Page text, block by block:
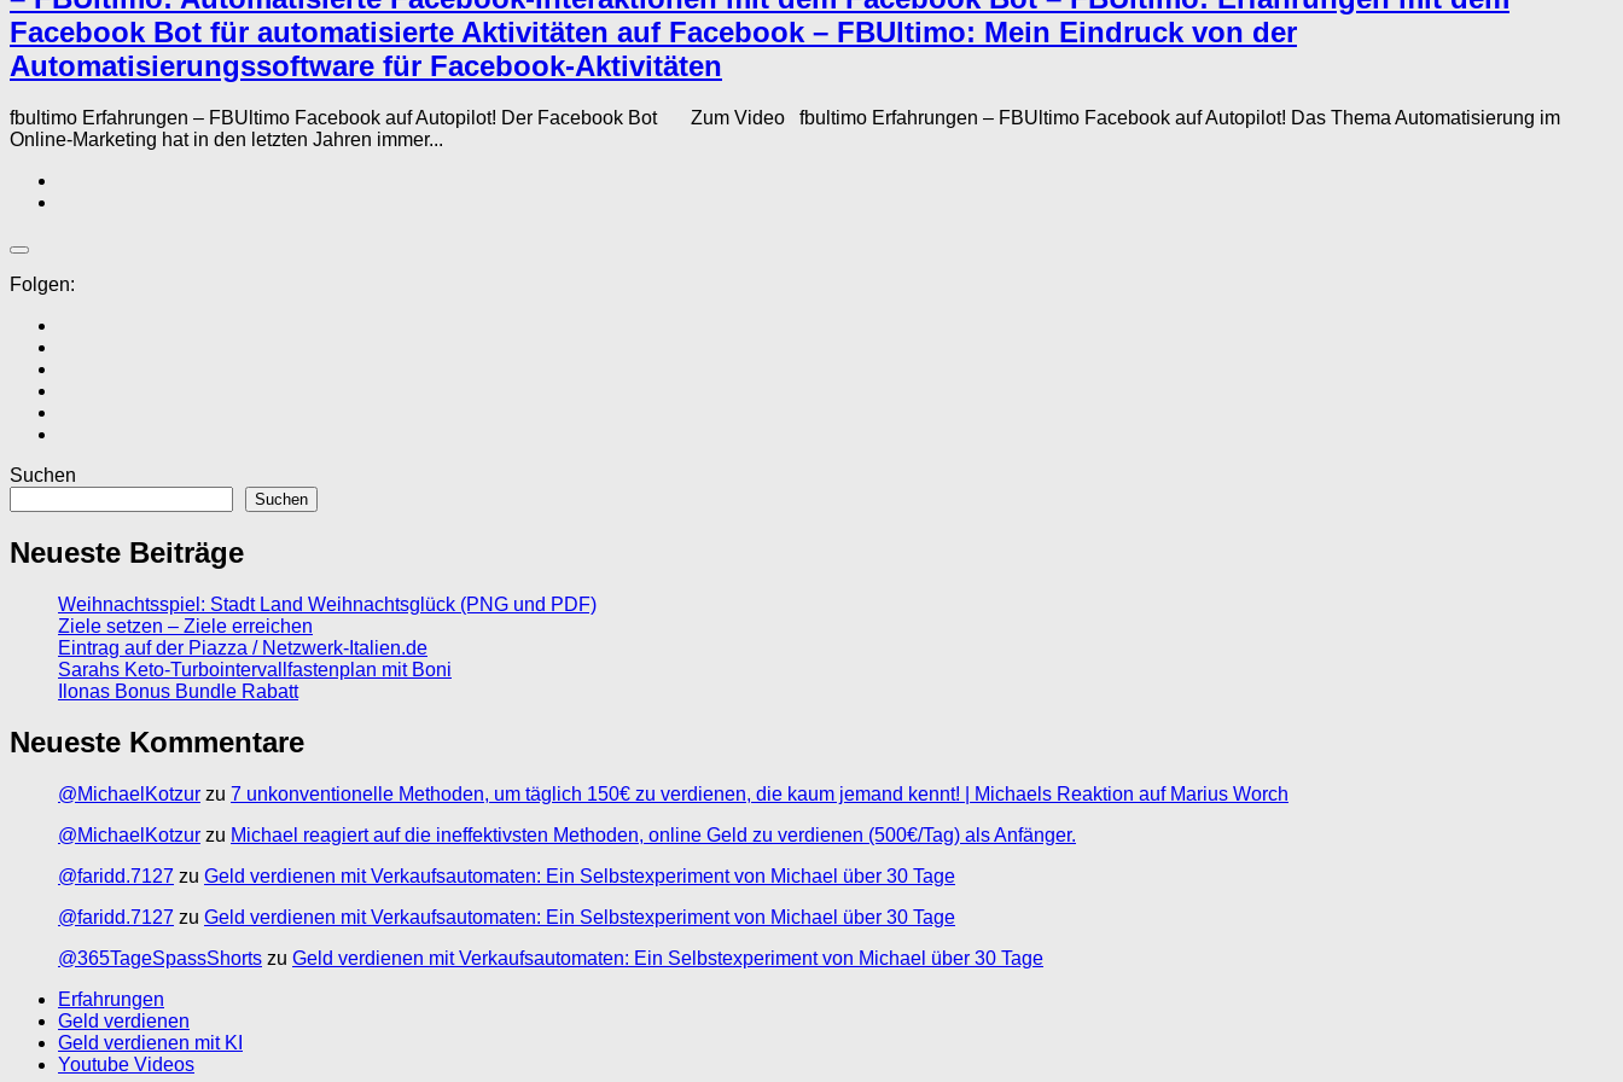
Facebook Bot für automatisierte Aktivitäten auf Facebook – FBUltimo: Mein Eindruck von der
Automatisierungssoftware für Facebook-Aktivitäten
fbultimo Erfahrungen – FBUltimo Facebook auf Autopilot! Der Facebook Bot Zum Video fbultimo Erfahrungen – FBUltimo Facebook auf Autopilot! Das Thema Automatisierung im
Online-Marketing hat in den letzten Jahren immer...
Folgen:
Suchen
Suchen
Neueste Beiträge
Weihnachtsspiel: Stadt Land Weihnachtsglück (PNG und PDF)
Ziele setzen – Ziele erreichen
Eintrag auf der Piazza / Netzwerk-Italien.de
Sarahs Keto-Turbointervallfastenplan mit Boni
Ilonas Bonus Bundle Rabatt
Neueste Kommentare
@MichaelKotzur zu 7 unkonventionelle Methoden, um täglich 150€ zu verdienen, die kaum jemand kennt! | Michaels Reaktion auf Marius Worch
@MichaelKotzur zu Michael reagiert auf die ineffektivsten Methoden, online Geld zu verdienen (500€/Tag) als Anfänger.
@faridd.7127 zu Geld verdienen mit Verkaufsautomaten: Ein Selbstexperiment von Michael über 30 Tage
@faridd.7127 zu Geld verdienen mit Verkaufsautomaten: Ein Selbstexperiment von Michael über 30 Tage
@365TageSpassShorts zu Geld verdienen mit Verkaufsautomaten: Ein Selbstexperiment von Michael über 30 Tage
Erfahrungen
Geld verdienen
Geld verdienen mit KI
Youtube Videos